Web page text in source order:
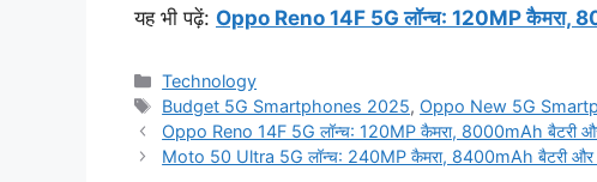
यह भी पढ़ें: Oppo Reno 14F 5G लॉन्च: 120MP कैमरा,
Categories
Technology
Tags
Budget 5G Smartphones 2025, Oppo New 5G
Oppo Reno 14F 5G लॉन्च: 120MP कैमरा, 8000mAh बैटरी
Moto 50 Ultra 5G लॉन्च: 240MP कैमरा, 8400mAh बैटरी और